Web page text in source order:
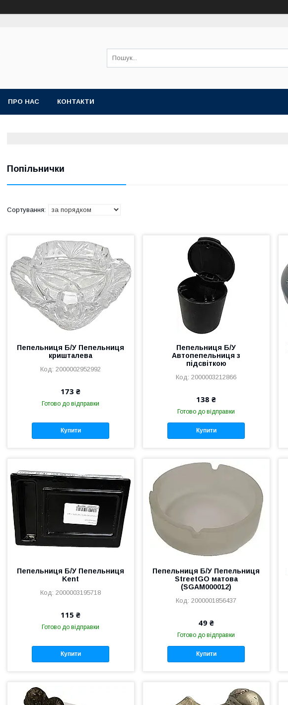
ПРО НАС КОНТАКТИ
Попільнички
Пепельниця Б/У Пепельниця
кришталева
2000002952992
173 ₴
Готово до відправки
Купити
Пепельниця Б/У
Автопепельниця з
підсвіткою
2000003212866
138 ₴
Готово до відправки
Купити
Пепельниця Б/У Пепельниця
Kent
2000003195718
115 ₴
Готово до відправки
Купити
Пепельниця Б/У Пепельниця
StreetGO матова
(SGAM000012)
2000001856437
49 ₴
Готово до відправки
Купити